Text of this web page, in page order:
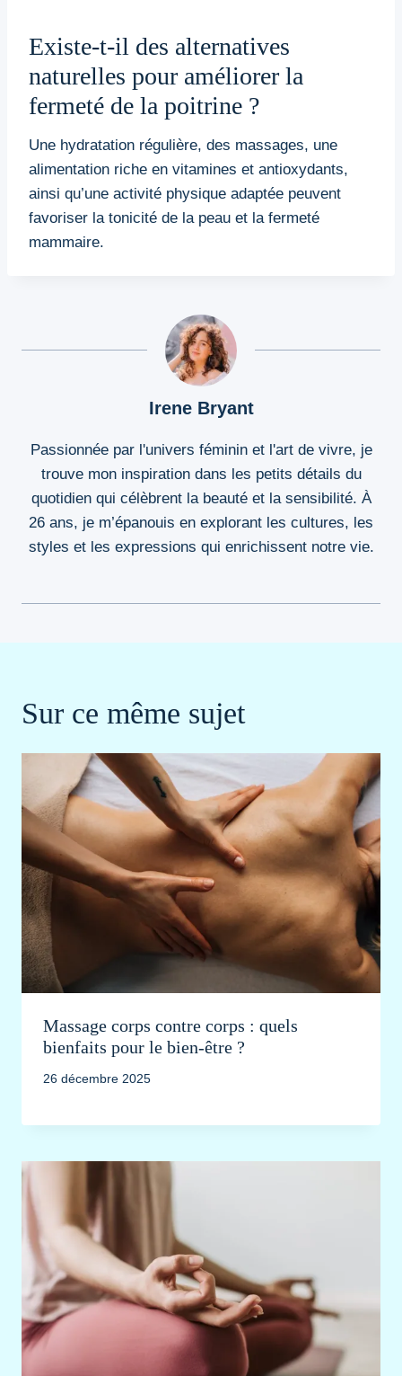
Existe-t-il des alternatives
naturelles pour améliorer la
fermeté de la poitrine ?
Une hydratation régulière, des massages, une
alimentation riche en vitamines et antioxydants,
ainsi qu’une activité physique adaptée peuvent
favoriser la tonicité de la peau et la fermeté
mammaire.
Irene Bryant
Passionnée par l'univers féminin et l'art de vivre, je
trouve mon inspiration dans les petits détails du
quotidien qui célèbrent la beauté et la sensibilité. À
26 ans, je m’épanouis en explorant les cultures, les
styles et les expressions qui enrichissent notre vie.
Sur ce même sujet
Massage corps contre corps : quels
bienfaits pour le bien-être ?
26 décembre 2025